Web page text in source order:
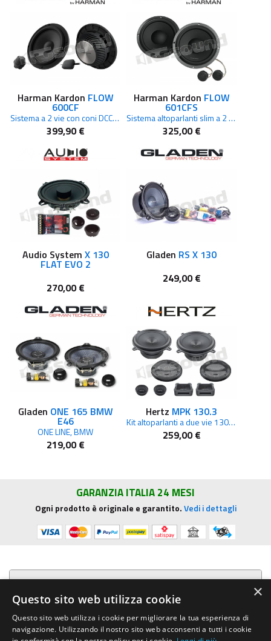
Harman Kardon FLOW
600CF
Sistema a 2 vie con coni DCC Plus One e tweeter in seta 40kHz Hi Res Audio
399,90 €
Harman Kardon FLOW
601CFS
Sistema altoparlanti slim a 2 vie 16,5cm Hi Res Audio
325,00 €
Audio System X 130
FLAT EVO 2
270,00 €
Gladen RS X 130
249,00 €
Gladen ONE 165 BMW
E46
ONE LINE, BMW
219,00 €
Hertz MPK 130.3
Kit altoparlanti a due vie 130 mm Serie Mille Pro
259,00 €
GARANZIA ITALIA 24 MESI
Ogni prodotto è originale e garantito.Vedi i dettagli
Presentazione aziendale
Acquista su R.G. Sound
×
Questo sito web utilizza cookie
Questo sito web utilizza i cookie per migliorare la tua esperienza di
navigazione. Utilizzando il nostro sito web acconsenti a tutti i cookie